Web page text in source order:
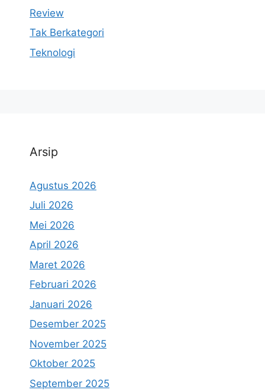
Review
Tak Berkategori
Teknologi
Arsip
Agustus 2026
Juli 2026
Mei 2026
April 2026
Maret 2026
Februari 2026
Januari 2026
Desember 2025
November 2025
Oktober 2025
September 2025